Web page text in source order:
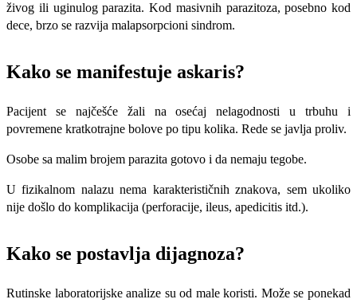
živog ili uginulog parazita. Kod masivnih parazitoza, posebno kod
dece, brzo se razvija malapsorpcioni sindrom.
Kako se manifestuje askaris?
Pacijent se najčešće žali naosećaj nelagodnosti u trbuhu i
povremene kratko­trajne bolove po tipu kolika. Rede se javlja proliv.
Osobe sa malim brojem parazita gotovo i da nemaju tegobe.
U fizikalnom nalazu nema karak­terističnih znakova, sem ukoliko
nije došlo do komplikacija (perforacije, ileus, apedicitis itd.).
Kako se postavlja dijagnoza?
Rutinske laboratorijske analize su od male koristi. Može se ponekad